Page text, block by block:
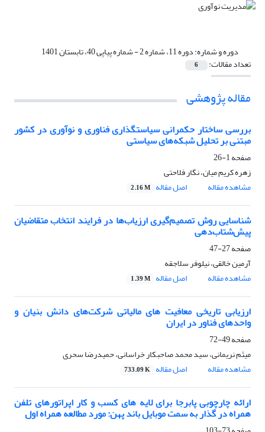
دوره و شماره:دوره 11، شماره 2 - شماره پیاپی 40، تابستان 1401
تعداد مقالات: 6
مقاله پژوهشی
بررسی ساختار حکمرانی سیاستگذاری فناوری و نوآوری در کشور
مبتنی بر تحلیل شبکه‌های سیاستی
صفحه1-26
زهره کریم میان، نگار فلاحتی
مشاهده مقاله
اصل مقاله 2.16 M
شناسایی روش تصمیم‌گیری ارزیاب‌ها در فرایند انتخاب متقاضیان
پیش‌شتاب‌دهی
صفحه27-47
آرمین خالقی، نیلوفر سلاجقه
مشاهده مقاله
اصل مقاله 1.39 M
ارزیابی تاریخی معافیت های مالیاتی شرکت‌های دانش بنیان و
واحدهای فناور در ایران
صفحه49-72
میثم نریمانی، سید محمد صاحبکار خراسانی، حمیدرضا سحری
مشاهده مقاله
اصل مقاله 733.09 K
ارائه چارچوبی پابرجا برای لایه های کسب و کار اپراتورهای تلفن
همراه در گذار به سمت موبایل باند پهن: مورد مطالعه همراه اول